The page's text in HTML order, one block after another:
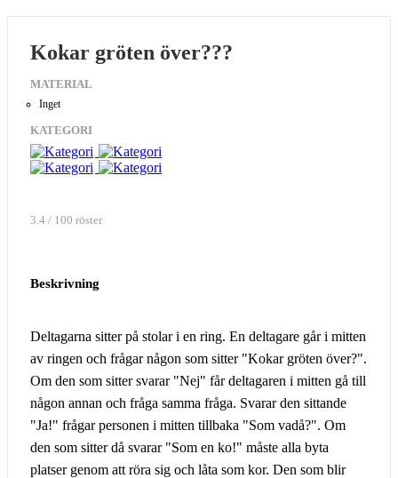
Kokar gröten över???
MATERIAL
Inget
KATEGORI
3.4 / 100 röster
Beskrivning
Deltagarna sitter på stolar i en ring. En deltagare går i mitten
av ringen och frågar någon som sitter "Kokar gröten över?".
Om den som sitter svarar "Nej" får deltagaren i mitten gå till
någon annan och fråga samma fråga. Svarar den sittande
"Ja!" frågar personen i mitten tillbaka "Som vadå?". Om
den som sitter då svarar "Som en ko!" måste alla byta
platser genom att röra sig och låta som kor. Den som blir